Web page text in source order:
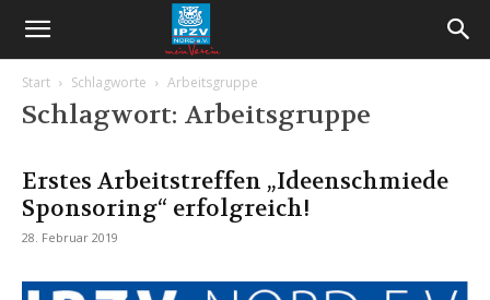
Start Schlagworte Arbeitsgruppe
Schlagwort: Arbeitsgruppe
Erstes Arbeitstreffen „Ideenschmiede
Sponsoring“ erfolgreich!
28. Februar 2019